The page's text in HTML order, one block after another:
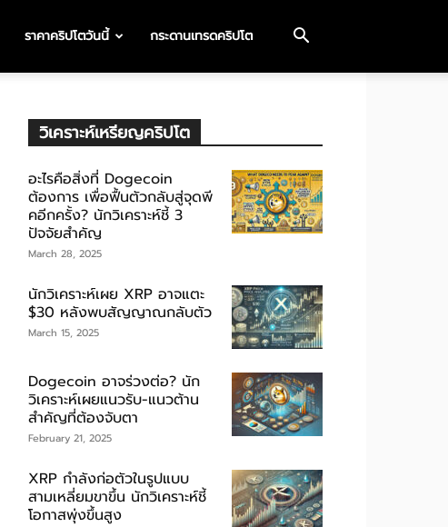
ราคาคริปโตวันนี้ กระดานเทรดคริปโต
วิเคราะห์เหรียญคริปโต
อะไรคือสิ่งที่ Dogecoin
ต้องการ เพื่อฟื้นตัวกลับสู่จุดพี
คอีกครั้ง? นักวิเคราะห์ชี้ 3
ปัจจัยสำคัญ
March 28, 2025
นักวิเคราะห์เผย XRP อาจแตะ
$30 หลังพบสัญญาณกลับตัว
March 15, 2025
Dogecoin อาจร่วงต่อ? นัก
วิเคราะห์เผยแนวรับ-แนวต้าน
สำคัญที่ต้องจับตา
February 21, 2025
XRP กำลังก่อตัวในรูปแบบ
สามเหลี่ยมขาขึ้น นักวิเคราะห์ชี้
โอกาสพุ่งขึ้นสูง